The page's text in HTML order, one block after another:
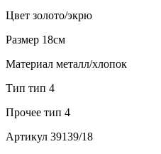
Цвет золото/экрю
Размер 18см
Материал металл/хлопок
Тип тип 4
Прочее тип 4
Артикул 39139/18